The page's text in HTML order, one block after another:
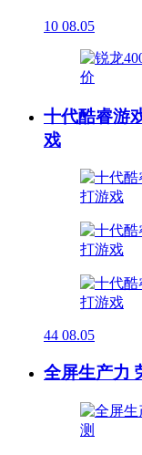
10 08.05
十代酷睿游
戏
44 08.05
全屏生产力